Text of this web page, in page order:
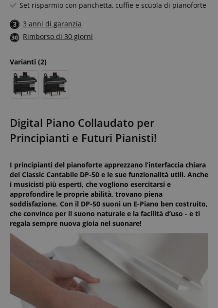
Set risparmio con panchetta, cuffie e scuola di pianoforte
3 anni di garanzia
Rimborso di 30 giorni
Varianti (2)
Digital Piano Collaudato per
Principianti e Futuri Pianisti!
I principianti del pianoforte apprezzano l’interfaccia chiara
del Classic Cantabile DP-50 e le sue funzionalità utili. Anche
i musicisti più esperti, che vogliono esercitarsi e
approfondire le proprie abilità, trovano piena
soddisfazione. Con il DP-50 suoni un E-Piano ben costruito,
che convince per il suono naturale e la facilità d’uso - e ti
regala sempre nuova gioia nel suonare!